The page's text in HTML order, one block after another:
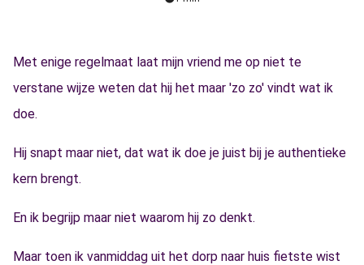
Met enige regelmaat laat mijn vriend me op niet te
verstane wijze weten dat hij het maar 'zo zo' vindt wat ik
doe.
Hij snapt maar niet, dat wat ik doe je juist bij je authentieke
kern brengt.
En ik begrijp maar niet waarom hij zo denkt.
Maar toen ik vanmiddag uit het dorp naar huis fietste wist